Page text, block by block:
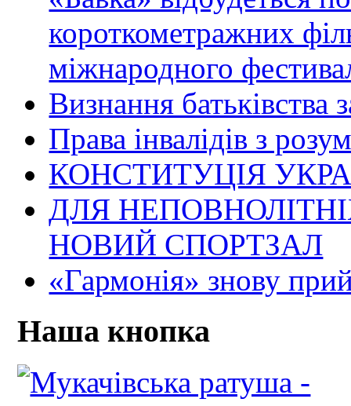
короткометражних
міжнародного
Визнання батьківства
Права інвалідів з
КОНСТИТУЦІЯ
ДЛЯ
НОВИЙ СПОРТЗАЛ
«Гармонія» знову
Наша кнопка